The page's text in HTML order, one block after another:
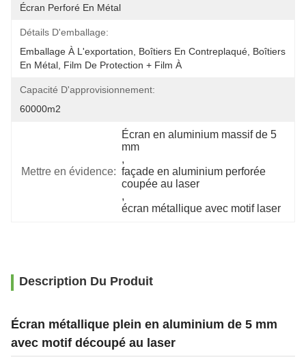
Écran Perforé En Métal
Détails D'emballage:
Emballage À L'exportation, Boîtiers En Contreplaqué, Boîtiers
En Métal, Film De Protection + Film À
Capacité D'approvisionnement:
60000m2
Mettre en évidence:
Écran en aluminium massif de 5
mm
,
façade en aluminium perforée
coupée au laser
,
écran métallique avec motif laser
Description Du Produit
Écran métallique plein en aluminium de 5 mm
avec motif découpé au laser